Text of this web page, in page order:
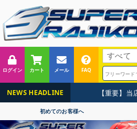
ログイン カート メール FAQ
NEWS HEADLINE 【重要】当
初めてのお客様へ